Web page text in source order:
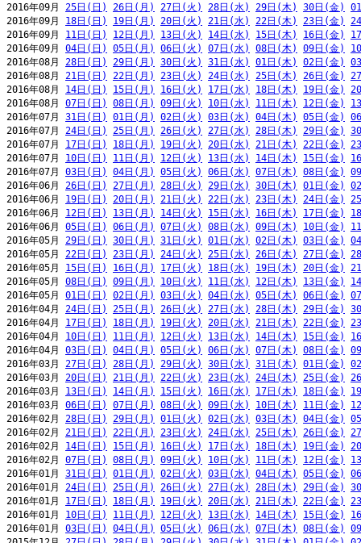
2016年09月 25日(日) 26日(月) 27日(火) 28日(水) 29日(木) 30日(金)
2016年09月 18日(日) 19日(月) 20日(火) 21日(水) 22日(木) 23日(金)
2016年09月 11日(日) 12日(月) 13日(火) 14日(水) 15日(木) 16日(金)
2016年09月 04日(日) 05日(月) 06日(火) 07日(水) 08日(木) 09日(金)
2016年08月 28日(日) 29日(月) 30日(火) 31日(水) 01日(木) 02日(金)
2016年08月 21日(日) 22日(月) 23日(火) 24日(水) 25日(木) 26日(金)
2016年08月 14日(日) 15日(月) 16日(火) 17日(水) 18日(木) 19日(金)
2016年08月 07日(日) 08日(月) 09日(火) 10日(水) 11日(木) 12日(金)
2016年07月 31日(日) 01日(月) 02日(火) 03日(水) 04日(木) 05日(金)
2016年07月 24日(日) 25日(月) 26日(火) 27日(水) 28日(木) 29日(金)
2016年07月 17日(日) 18日(月) 19日(火) 20日(水) 21日(木) 22日(金)
2016年07月 10日(日) 11日(月) 12日(火) 13日(水) 14日(木) 15日(金)
2016年07月 03日(日) 04日(月) 05日(火) 06日(水) 07日(木) 08日(金)
2016年06月 26日(日) 27日(月) 28日(火) 29日(水) 30日(木) 01日(金)
2016年06月 19日(日) 20日(月) 21日(火) 22日(水) 23日(木) 24日(金)
2016年06月 12日(日) 13日(月) 14日(火) 15日(水) 16日(木) 17日(金)
2016年06月 05日(日) 06日(月) 07日(火) 08日(水) 09日(木) 10日(金)
2016年05月 29日(日) 30日(月) 31日(火) 01日(水) 02日(木) 03日(金)
2016年05月 22日(日) 23日(月) 24日(火) 25日(水) 26日(木) 27日(金)
2016年05月 15日(日) 16日(月) 17日(火) 18日(水) 19日(木) 20日(金)
2016年05月 08日(日) 09日(月) 10日(火) 11日(水) 12日(木) 13日(金)
2016年05月 01日(日) 02日(月) 03日(火) 04日(水) 05日(木) 06日(金)
2016年04月 24日(日) 25日(月) 26日(火) 27日(水) 28日(木) 29日(金)
2016年04月 17日(日) 18日(月) 19日(火) 20日(水) 21日(木) 22日(金)
2016年04月 10日(日) 11日(月) 12日(火) 13日(水) 14日(木) 15日(金)
2016年04月 03日(日) 04日(月) 05日(火) 06日(水) 07日(木) 08日(金)
2016年03月 27日(日) 28日(月) 29日(火) 30日(水) 31日(木) 01日(金)
2016年03月 20日(日) 21日(月) 22日(火) 23日(水) 24日(木) 25日(金)
2016年03月 13日(日) 14日(月) 15日(火) 16日(水) 17日(木) 18日(金)
2016年03月 06日(日) 07日(月) 08日(火) 09日(水) 10日(木) 11日(金)
2016年02月 28日(日) 29日(月) 01日(火) 02日(水) 03日(木) 04日(金)
2016年02月 21日(日) 22日(月) 23日(火) 24日(水) 25日(木) 26日(金)
2016年02月 14日(日) 15日(月) 16日(火) 17日(水) 18日(木) 19日(金)
2016年02月 07日(日) 08日(月) 09日(火) 10日(水) 11日(木) 12日(金)
2016年01月 31日(日) 01日(月) 02日(火) 03日(水) 04日(木) 05日(金)
2016年01月 24日(日) 25日(月) 26日(火) 27日(水) 28日(木) 29日(金)
2016年01月 17日(日) 18日(月) 19日(火) 20日(水) 21日(木) 22日(金)
2016年01月 10日(日) 11日(月) 12日(火) 13日(水) 14日(木) 15日(金)
2016年01月 03日(日) 04日(月) 05日(火) 06日(水) 07日(木) 08日(金)